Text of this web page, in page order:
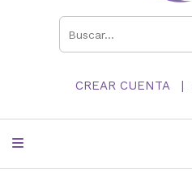
CREAR CUENTA